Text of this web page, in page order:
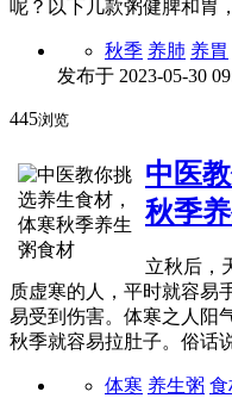
呢？以下几款粥健脾和胃
秋季 养肺 养胃
发布于 2023-05-30
445浏览
中医
秋季
立秋后，
质虚寒的人，平时就容易
易受到伤害。体寒之人阳
秋季就容易拉肚子。俗话
体寒 养生粥 食